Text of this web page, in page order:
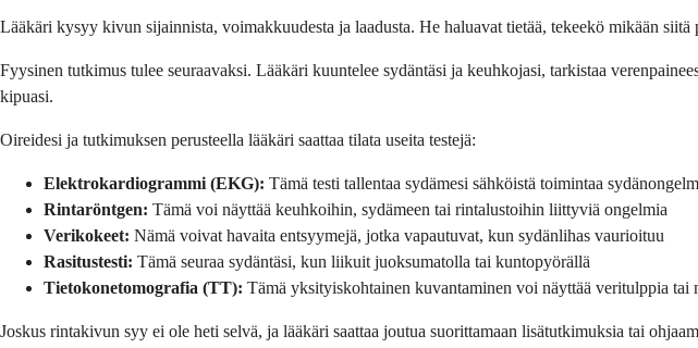
Lääkäri kysyy kivun sijainnista, voimakkuudesta ja laadusta. He haluavat tietää, tekeekö mikään
Fyysinen tutkimus tulee seuraavaksi. Lääkäri kuuntelee sydäntäsi ja keuhkojasi, tarkistaa
kipuasi.
Oireidesi ja tutkimuksen perusteella lääkäri saattaa tilata useita testejä:
Elektrokardiogrammi (EKG): Tämä testi tallentaa sydämesi sähköistä toimintaa
Rinta­röntgen: Tämä voi näyttää keuhkoihin, sydämeen tai rintalustoihin liittyviä ongelmia
Verikokeet: Nämä voivat havaita entsyymejä, jotka vapautuvat, kun sydän­lihas vaurioituu
Rasitustesti: Tämä seuraa sydäntäsi, kun liikuit juoksumatolla tai kuntopyörällä
Tietokonetomografia (TT): Tämä yksityiskohtainen kuvantaminen voi näyttää veritulppia tai
Joskus rinta­kivun syy ei ole heti selvä, ja lääkäri saattaa joutua suorittamaan lisätutkimuksia tai